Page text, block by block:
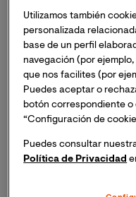
Recolectar y
fuentes tan
de cálculo o
Limpiar datos.
asegurarse de
correctos y
consecuencia,
sus
Utilizamos también
personalizada
base de un perfil
navegación (por
que nos facilites (por
Puedes aceptar o
botón correspondiente
“Configuración de
Puedes consultar
Política de Privacidad